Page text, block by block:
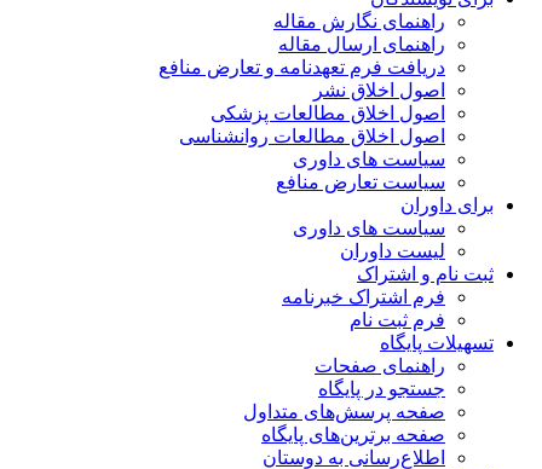
راهنمای نگارش مقاله
راهنمای ارسال مقاله
دریافت فرم تعهدنامه و تعارض منافع
اصول اخلاق نشر
اصول اخلاق مطالعات پزشکی
اصول اخلاق مطالعات روانشناسی
سیاست های داوری
سیاست تعارض منافع
برای داوران
سیاست های داوری
لیست داوران
ثبت نام و اشتراک
فرم اشتراک خبرنامه
فرم ثبت نام
تسهیلات پایگاه
راهنمای صفحات
جستجو در پایگاه
صفحه پرسش‌های متداول
صفحه برترین‌های پایگاه
اطلاع‌رسانی به دوستان